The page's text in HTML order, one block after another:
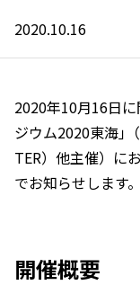
2020.10.16
2020年10月16日
ジウム2020東海｣
TER）他主催）に
でお知らせします。
開催概要